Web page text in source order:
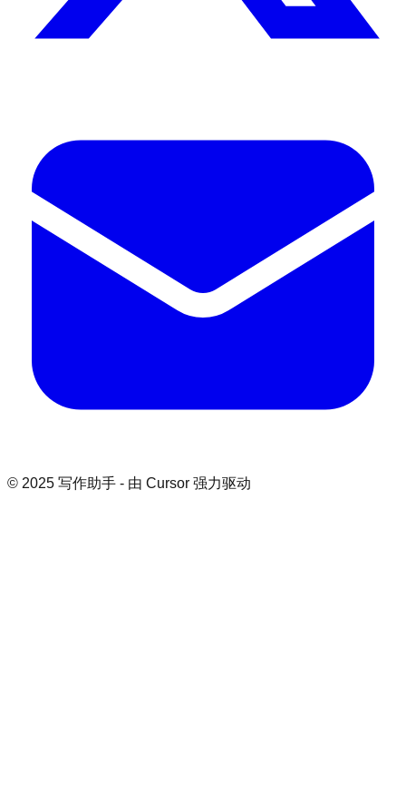
© 2025 写作助手 - 由 Cursor 强力驱动